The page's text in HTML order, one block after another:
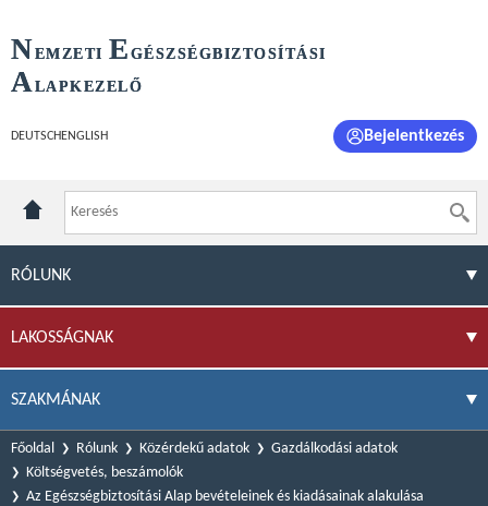
NEMZETI E GÉSZSÉGBIZTOSÍTÁSI
ALAPKEZELŐ
DEUTSCH ENGLISH Bejelentkezés
RÓLUNK
LAKOSSÁGNAK
SZAKMÁNAK
Főoldal Rólunk Közérdekű adatok
Gazdálkodási adatok
Költségvetés, beszámolók
Az Egészségbiztosítási Alap bevételeinek és kiadásainak alakulása